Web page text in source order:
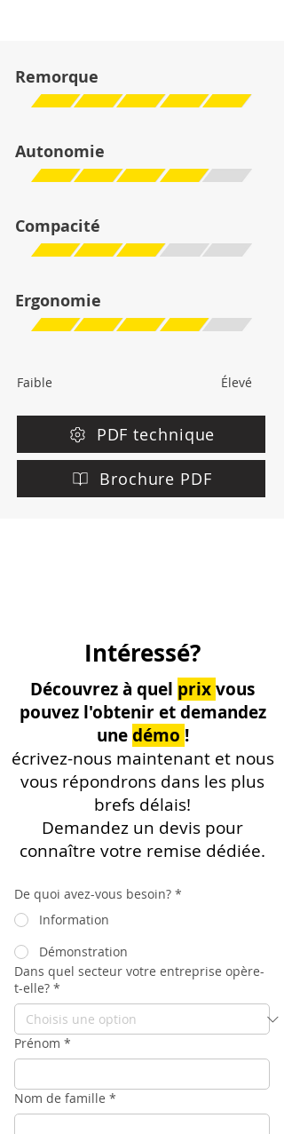
Remorque
Autonomie
Compacité
Ergonomie
Faible Élevé
PDF technique
Brochure PDF
Intéressé?
Découvrez à quel prixvous
pouvez l'obtenir et demandez
unedémo !
écrivez-nous maintenant et nous
vous répondrons dans les plus
brefs délais!
Demandez un devis pour
connaître votre remise dédiée.
De quoi avez-vous besoin? *
Information
Démonstration
Dans quel secteur votre entreprise opère-
t-elle? *
Prénom *
Nom de famille *